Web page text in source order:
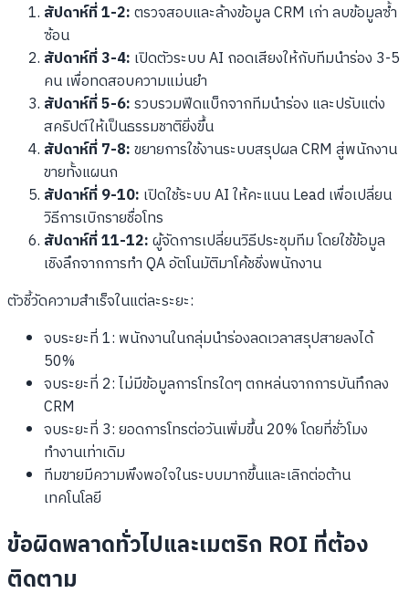
สัปดาห์ที่ 1-2:ตรวจสอบและล้างข้อมูล CRM เก่า ลบข้อมูลซ้ำ
ซ้อน
สัปดาห์ที่ 3-4: เปิดตัวระบบ AI ถอดเสียงให้กับทีมนำร่อง 3-5
คน เพื่อทดสอบความแม่นยำ
สัปดาห์ที่ 5-6:รวบรวมฟีดแบ็กจากทีมนำร่อง และปรับแต่ง
สคริปต์ให้เป็นธรรมชาติยิ่งขึ้น
สัปดาห์ที่ 7-8:ขยายการใช้งานระบบสรุปผล CRM สู่พนักงาน
ขายทั้งแผนก
สัปดาห์ที่ 9-10: เปิดใช้ระบบ AI ให้คะแนน Lead เพื่อเปลี่ยน
วิธีการเบิกรายชื่อโทร
สัปดาห์ที่ 11-12:ผู้จัดการเปลี่ยนวิธีประชุมทีม โดยใช้ข้อมูล
เชิงลึกจากการทำ QA อัตโนมัติมาโค้ชชิ่งพนักงาน
ตัวชี้วัดความสำเร็จในแต่ละระยะ:
จบระยะที่ 1: พนักงานในกลุ่มนำร่องลดเวลาสรุปสายลงได้
50%
จบระยะที่ 2: ไม่มีข้อมูลการโทรใดๆ ตกหล่นจากการบันทึกลง
CRM
จบระยะที่ 3: ยอดการโทรต่อวันเพิ่มขึ้น 20% โดยที่ชั่วโมง
ทำงานเท่าเดิม
ทีมขายมีความพึงพอใจในระบบมากขึ้นและเลิกต่อต้าน
เทคโนโลยี
ข้อผิดพลาดทั่วไปและเมตริก ROI ที่ต้อง
ติดตาม